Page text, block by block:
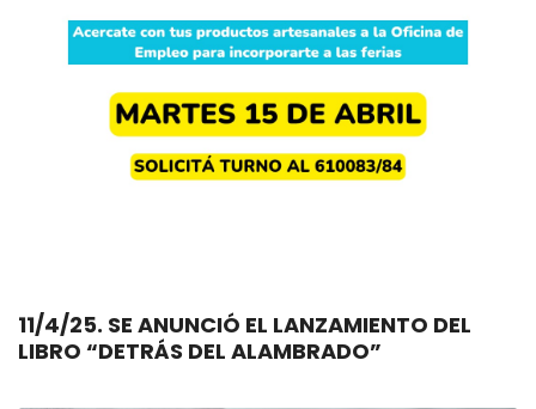
11/4/25. SE ANUNCIÓ EL LANZAMIENTO DEL
LIBRO “DETRÁS DEL ALAMBRADO”